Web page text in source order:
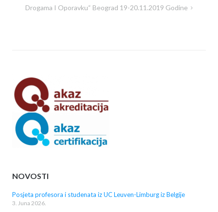
Drogama I Oporavku“ Beograd 19-20.11.2019 Godine
NOVOSTI
Posjeta profesora i studenata iz UC Leuven-Limburg iz Belgije
3. Juna 2026.